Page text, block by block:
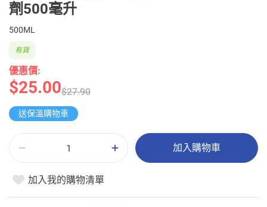
劑500毫升
500ML
優惠價:
$25.00$27.90
有貨
送保溫購物車
加入購物車
加入我的購物清單